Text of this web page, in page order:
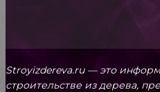
Stroyizdereva.ru — это
строительстве из дерева,